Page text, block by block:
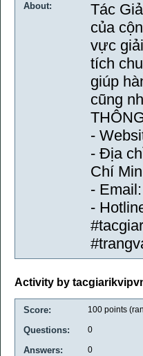
About:
Tác
của
vực
tích
giúp
cũng
-
- Địa
Chí
-
-
Activity by
Score: 100 points
Questions: 0
Answers: 0